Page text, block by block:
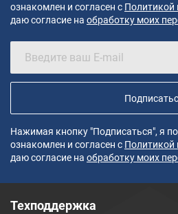
ознакомлен и согласен с Политикой
даю согласие на обработку моих
Нажимая кнопку "Подписаться", я
ознакомлен и согласен с Политикой
даю согласие на обработку моих
Техподдержка